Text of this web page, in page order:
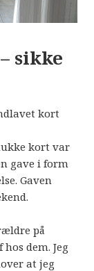
sikke
kort
kort var
gave i form
Gaven
på
dem. Jeg
at jeg